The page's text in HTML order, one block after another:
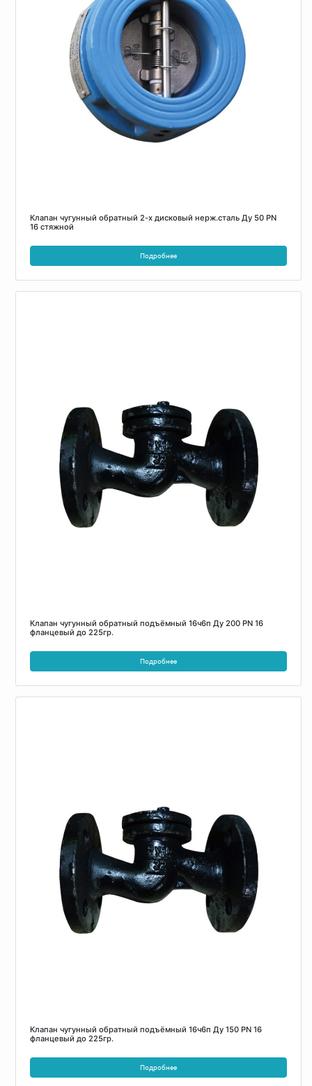
Клапан чугунный обратный 2-х дисковый нерж.сталь Ду 50 PN
16 стяжной
Подробнее
Клапан чугунный обратный подъёмный 16ч6п Ду 200 PN 16
фланцевый до 225гр.
Подробнее
Клапан чугунный обратный подъёмный 16ч6п Ду 150 PN 16
фланцевый до 225гр.
Подробнее